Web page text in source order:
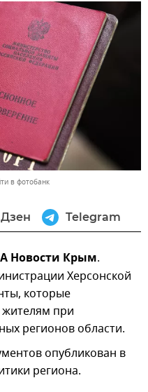
в фотобанк
Дзен Telegram
Новости Крым.
Херсонской
которые
при
регионов области.
опубликован в
региона.